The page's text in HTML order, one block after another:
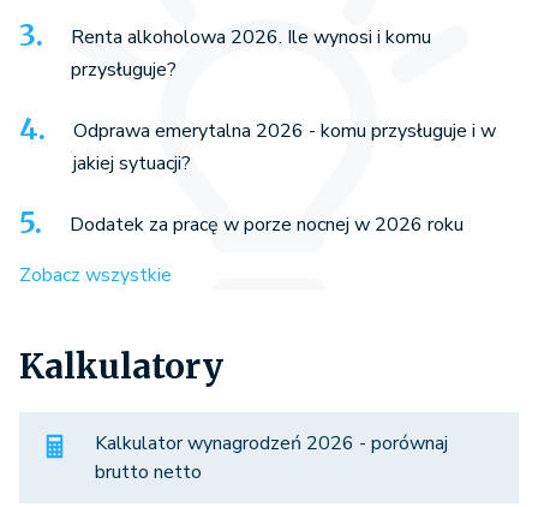
Renta alkoholowa 2026. Ile wynosi i komu
przysługuje?
Odprawa emerytalna 2026 - komu przysługuje i w
jakiej sytuacji?
Dodatek za pracę w porze nocnej w 2026 roku
Zobacz wszystkie
Kalkulatory
Kalkulator wynagrodzeń 2026 - porównaj
brutto netto